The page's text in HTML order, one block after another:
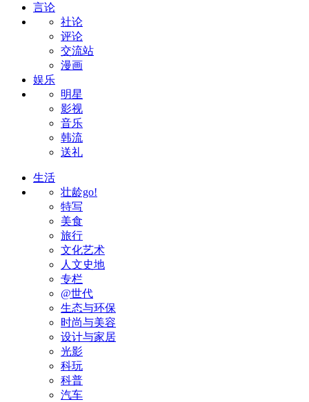
言论
社论
评论
交流站
漫画
娱乐
明星
影视
音乐
韩流
送礼
生活
壮龄go!
特写
美食
旅行
文化艺术
人文史地
专栏
@世代
生态与环保
时尚与美容
设计与家居
光影
科玩
科普
汽车